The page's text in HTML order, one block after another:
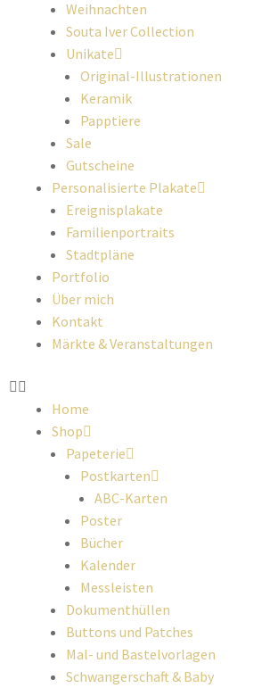
Weihnachten
Souta Iver Collection
Unikate
Original-Illustrationen
Keramik
Papptiere
Sale
Gutscheine
Personalisierte Plakate
Ereignisplakate
Familienportraits
Stadtpläne
Portfolio
Über mich
Kontakt
Märkte & Veranstaltungen
Home
Shop
Papeterie
Postkarten
ABC-Karten
Poster
Bücher
Kalender
Messleisten
Dokumenthüllen
Buttons und Patches
Mal- und Bastelvorlagen
Schwangerschaft & Baby